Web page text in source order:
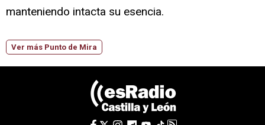
manteniendo intacta su esencia.
Ver más Punto de Mira